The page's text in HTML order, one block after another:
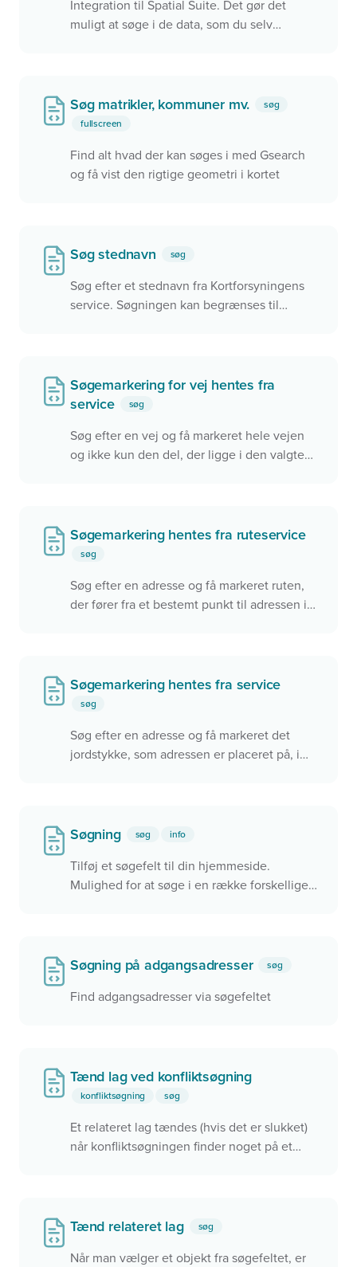
Integration til Spatial Suite. Det gør det
muligt at søge i de data, som du selv
Søg matrikler, kommuner mv.
søg
fullscreen
Find alt hvad der kan søges i med Gsearch
og få vist den rigtige geometri i kortet
Søg stednavn søg
Søg efter et stednavn fra Kortforsyningens
service. Søgningen kan begrænses til
Søgemarkering for vej hentes fra
service
søg
Søg efter en vej og få markeret hele vejen
og ikke kun den del, der ligge i den valgte
også være en anden service, der blev
benyttet.
servicen skal bruges.
Søgemarkering hentes fra ruteservice
søg
Søg efter en adresse og få markeret ruten,
der fører fra et bestemt punkt til adressen i
Søgemarkering hentes fra service
søg
Søg efter en adresse og få markeret det
jordstykke, som adressen er placeret på, i
Søgning søg info
Tilføj et søgefelt til din hjemmeside.
Mulighed for at søge i en række forskellige
Søgning på adgangsadresser søg
Find adgangsadresser via søgefeltet
Tænd lag ved konfliktsøgning
konfliktsøgning søg
Et relateret lag tændes (hvis det er slukket)
når konfliktsøgningen finder noget på et
Tænd relateret lag søg
Når man vælger et objekt fra søgefeltet, er